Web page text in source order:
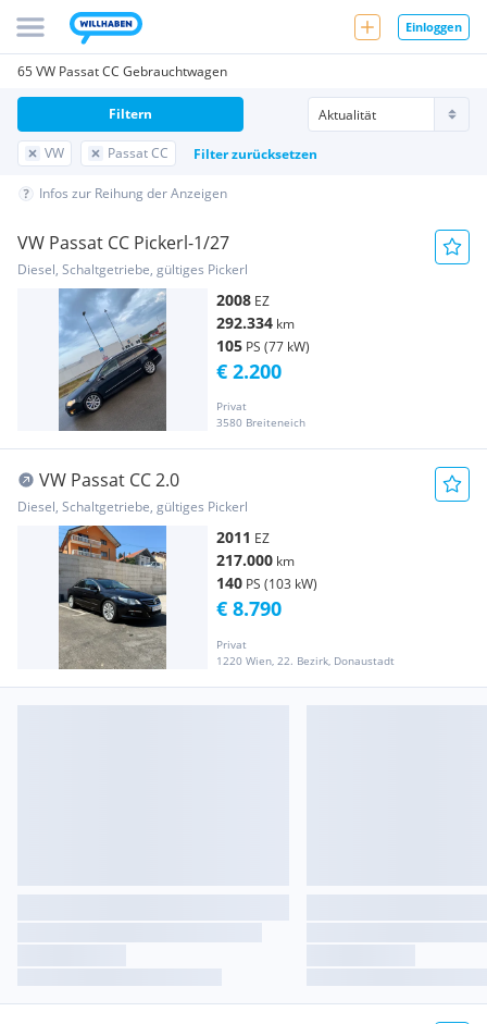
Einloggen
65 VW Passat CC Gebrauchtwagen
VW Passat CC Filter zurücksetzen
Filtern
Infos zur Reihung der Anzeigen
VW Passat CC Pickerl-1/27
Diesel, Schaltgetriebe, gültiges Pickerl
2008 EZ
292.334 km
105 PS (77 kW)
Privat
3580 Breiteneich
€ 2.200
VW Passat CC 2.0
Diesel, Schaltgetriebe, gültiges Pickerl
2011 EZ
217.000 km
140 PS (103 kW)
Privat
1220 Wien, 22. Bezirk, Donaustadt
€ 8.790